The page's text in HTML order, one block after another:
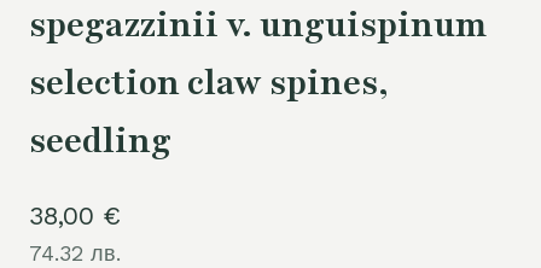
spegazzinii v. unguispinum
selection claw spines,
seedling
38,00 €
74.32 лв.